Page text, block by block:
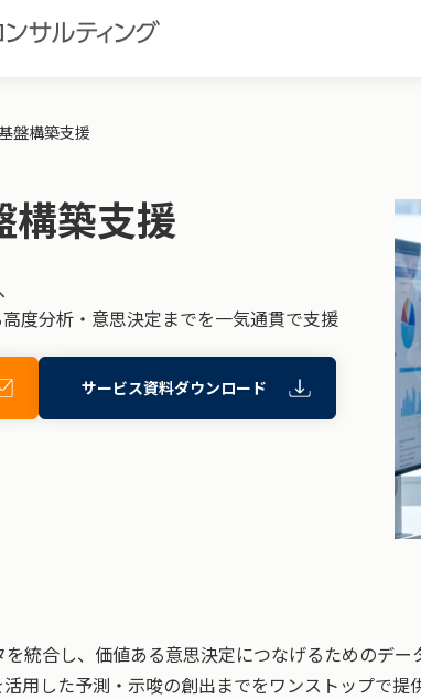
盤構築支援
構築支援
度分析・意思決定までを一気通貫で支援
サービス資料ダウンロード
統合し、価値ある意思決定につなげるためのデ
用した予測・示唆の創出までをワンストップで提